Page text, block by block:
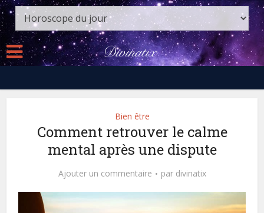
Bien être
Comment retrouver le calme
mental après une dispute
Ajouter un commentaire par divinatix